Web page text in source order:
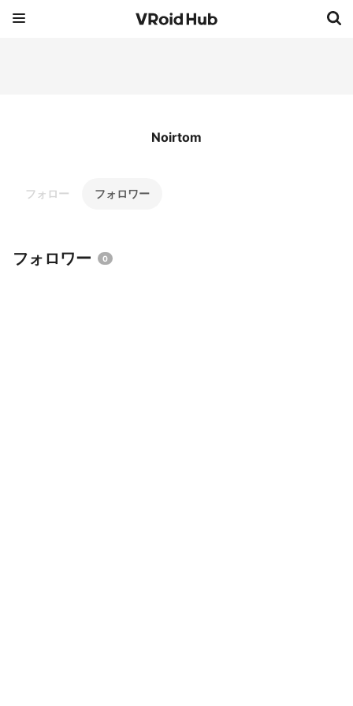
Noirtom
フォロー フォロワー
フォロワー 0